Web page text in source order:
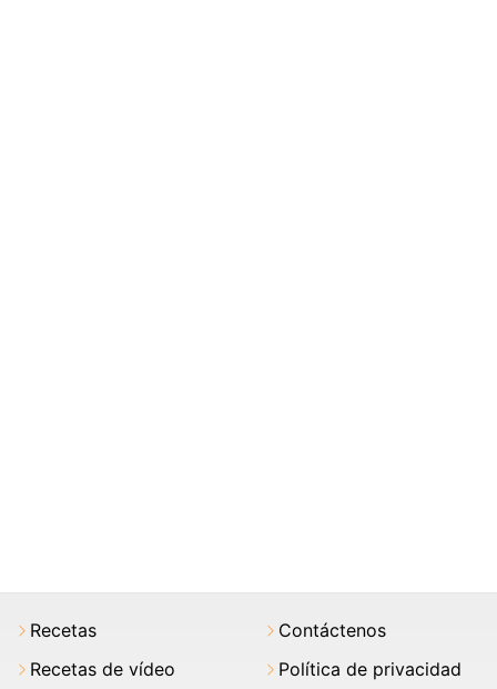
Recetas
Recetas de vídeo
Contáctenos
Política de privacidad